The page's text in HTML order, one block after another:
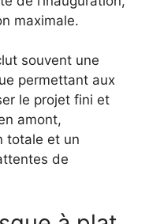
maximale.
souvent une
permettant aux
le projet fini et
amont,
totale et un
de